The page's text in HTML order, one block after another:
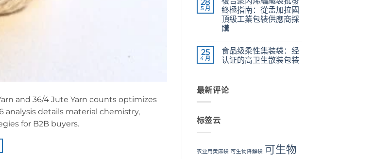
and 36/4 Jute Yarn counts optimizes
analysis details material chemistry,
for B2B buyers.
Jute
Yarn:
Premium
Quality
for
and
Industrial
Applications
28
5 月
終極指南：從孟加拉國
頂級工業包裝供應商採
購
Guide
to
Laminated
Wholesale:
Sourcing
Industrial
论
25
4 月
食品级柔性集装袋：经
认证的高卫生散装包装
Bag:
Certified
Packaging
最新评论
标签云
农业用黄麻袋 可生物降解袋 可生物